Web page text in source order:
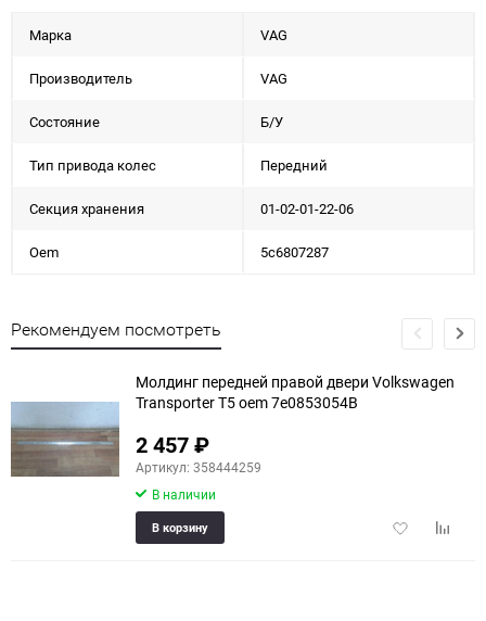
Марка VAG
Производитель VAG
Состояние Б/У
Тип привода колес Передний
Секция хранения 01-02-01-22-06
Oem 5c6807287
Рекомендуем посмотреть
Молдинг передней правой двери Volkswagen
Transporter T5 oem 7e0853054B
2 457₽
Артикул: 358444259
В наличии
Добавить
В корзину